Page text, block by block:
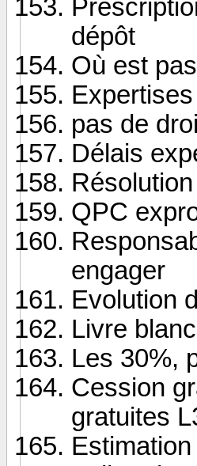
dépôt
Où est
pas de
Délais
QPC
engager
Evolution
Livre
Les 30%,
Cession
gratuites